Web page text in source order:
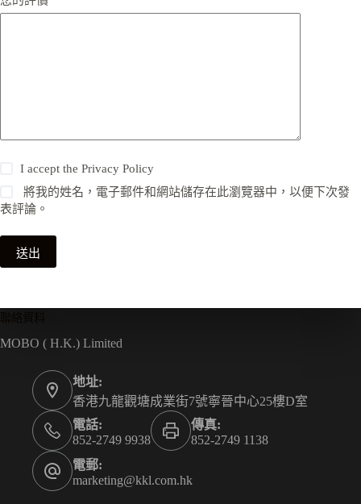
I accept thePrivacy Policy
將我的姓名，電子郵件和網站儲存在此瀏覽器中，以便下次發
表評論。
送出
MOBO ( H.K.) Limited
地址:
香港九龍觀塘成業街7號寧晉中心25樓D室
電話:
852-2749 9938
傳真:
852-2749 1138
電郵:
marketing@kkl.com.hk